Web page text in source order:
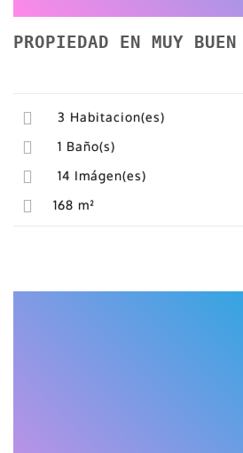
3 Habitacion(es)
1 Baño(s)
14 Imágen(es)
168 m²